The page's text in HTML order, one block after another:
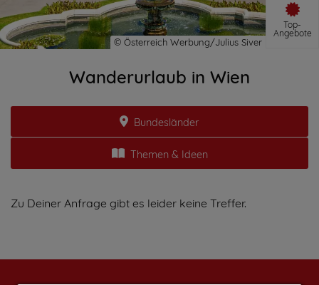
Top-
Angebote
Wanderurlaub in Wien
Bundesländer
Themen & Ideen
Zu Deiner Anfrage gibt es leider keine Treffer.